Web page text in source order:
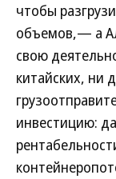
чтобы
объемов,— а
свою
китайских, ни
инвестицию: